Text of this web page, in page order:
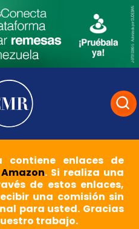
contiene enlaces de
Amazon. Si realiza una
de estos enlaces,
una comisión sin
para usted. Gracias
trabajo.